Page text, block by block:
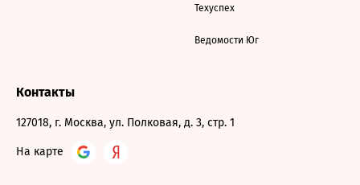
Техуспех
Ведомости Юг
Контакты
127018, г. Москва, ул. Полковая, д. 3, стр. 1
На карте